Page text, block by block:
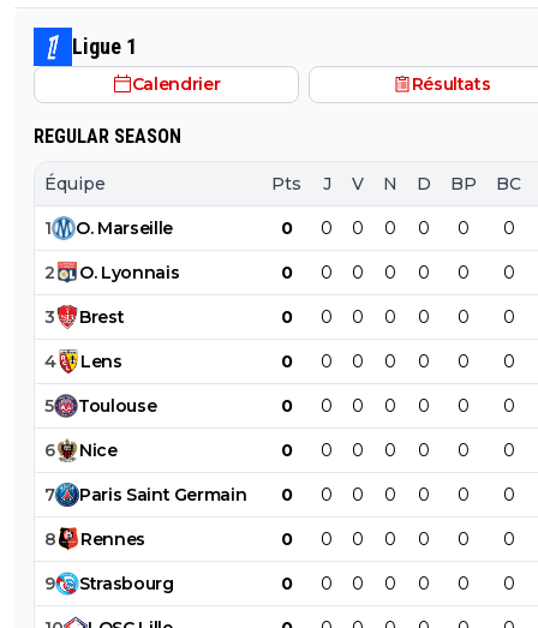
Ligue 1
Calendrier Résultats
REGULAR SEASON
Équipe Pts J V N D BP BC
1 O. Marseille 0 0 0 0 0 0 0
2 O. Lyonnais 0 0 0 0 0 0 0
3 Brest 0 0 0 0 0 0 0
4 Lens 0 0 0 0 0 0 0
5 Toulouse 0 0 0 0 0 0 0
6 Nice 0 0 0 0 0 0 0
7 Paris Saint Germain 0 0 0 0 0 0 0
8 Rennes 0 0 0 0 0 0 0
9 Strasbourg 0 0 0 0 0 0 0